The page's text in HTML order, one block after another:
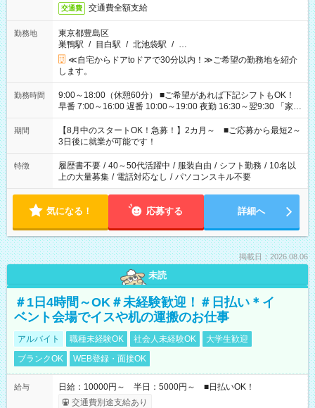
交通費 交通費全額支給
勤務地
東京都豊島区
巣鴨駅 / 目白駅 / 北池袋駅 / …
≪自宅からドアtoドアで30分以内！≫ご希望の勤務地を紹介
します。
勤務時間
9:00～18:00（休憩60分） ■ご希望があれば下記シフトもOK！
早番 7:00～16:00 遅番 10:00～19:00 夜勤 16:30～翌9:30 「家族
と休みを合わせたい」 「余裕を持って夕飯の準備がしたい」
「できれば残業はしたくない」 など、ご希望を教えてください
ね。 ※Wワーク希望の方へ 今ご覧のお仕事で希望する勤務時間
と、もう1つのお仕事の勤務時間。 合計で週40時間を超える場
合は応募できません。
期間
【8月中のスタートOK！急募！】2カ月～ ■ご応募から最短2～
3日後に就業が可能です！
特徴 履歴書不要 / 40～50代活躍中 / 服装自由 / シフト勤務 / 10名以
上の大量募集 / 電話対応なし / パソコンスキル不要
気になる！ 応募する 詳細へ
掲載日：2026.08.06
未読
＃1日4時間～OK＃未経験歓迎！＃日払い＊イ
ベント会場でイスや机の運搬のお仕事
アルバイト 職種未経験OK 社会人未経験OK
大学生歓迎
ブランクOK
WEB登録・面接OK
給与
日給：10000円～ 半日：5000円～ ■日払いOK！
交通費別途支給あり